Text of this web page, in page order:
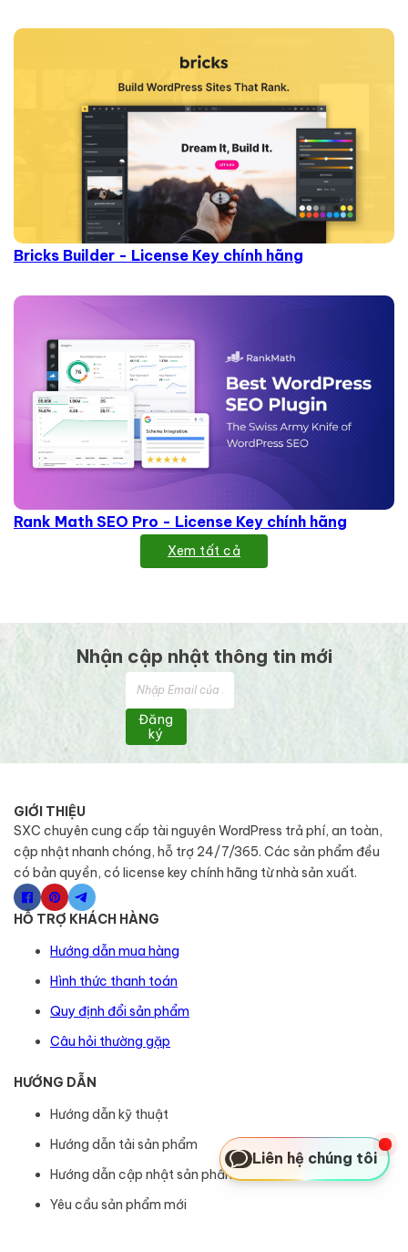
Bricks Builder - License Key chính hãng
Rank Math SEO Pro - License Key chính hãng
Xem tất cả
Nhận cập nhật thông tin mới
Đăng
ký
GIỚI THIỆU
SXC chuyên cung cấp tài nguyên WordPress trả phí, an toàn,
cập nhật nhanh chóng, hỗ trợ 24/7/365. Các sản phẩm đều
có bản quyền, có license key chính hãng từ nhà sản xuất.
HỖ TRỢ KHÁCH HÀNG
Hướng dẫn mua hàng
Hình thức thanh toán
Quy định đổi sản phẩm
Câu hỏi thường gặp
HƯỚNG DẪN
Hướng dẫn kỹ thuật
Hướng dẫn tải sản phẩm
Hướng dẫn cập nhật sản phẩm
Yêu cầu sản phẩm mới
Liên hệ chúng tôi